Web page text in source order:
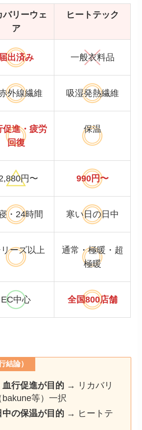
バリーウェ
ア
ヒートテック
届出済み 一般衣料品
外線繊維 吸湿発熱繊維
促進・疲労
回復
保温
円〜 990円〜
・24時間 寒い日の日中
ーズ以上
通常・極暖・超
極暖
EC中心 全国800店舗
結論）
行促進が目的→ リカバリ
等）一択
の保温が目的→ ヒートテ